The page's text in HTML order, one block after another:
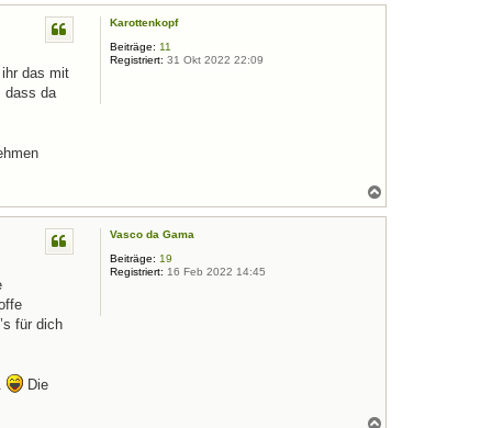
c
Karottenkopf
Beiträge: 11
Registriert: 31 Okt 2022 22:09
das mit
dass da
a
c
Vasco da Gama
Beiträge: 19
Registriert: 16 Feb 2022 14:45
für dich
Die